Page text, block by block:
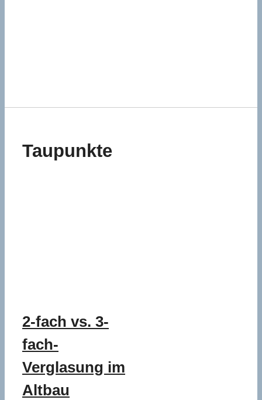
Taupunkte
2-fach vs. 3-
fach-
Verglasung im
Altbau